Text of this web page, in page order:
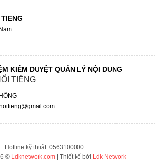
KIỂM DUYỆT QUẢN LÝ NỘI DUNG
TIẾNG
Hotline kỹ thuật: 0563100000
© Ldknetwork.com | Thiết kế bởi Ldk Network